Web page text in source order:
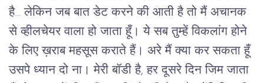
है… लेकिन जब बात डेट करने की आती है तो मैं अचानक
से व्हीलचेयर वाला हो जाता हूँ। ये सब तुम्हें विकलांग होने
के लिए ख़राब महसूस कराते हैं। अरे मैं क्या कर सकता हूँ
उसपे ध्यान दो ना। मेरी बॉडी है, हर दूसरे दिन जिम जाता